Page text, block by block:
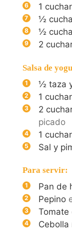
1
½
½
2
Salsa de
½ taza
1
2
picado
1
Sal y
Para servir:
Pan de
Pepino
Tomate
Cebolla